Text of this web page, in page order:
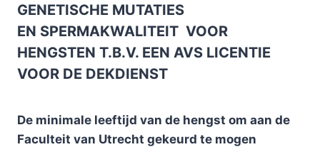
GENETISCHE MUTATIES
EN SPERMAKWALITEIT VOOR
HENGSTEN T.B.V. EEN AVS LICENTIE
VOOR DE DEKDIENST
De minimale leeftijd van de hengst om aan de
Faculteit van Utrecht gekeurd te mogen